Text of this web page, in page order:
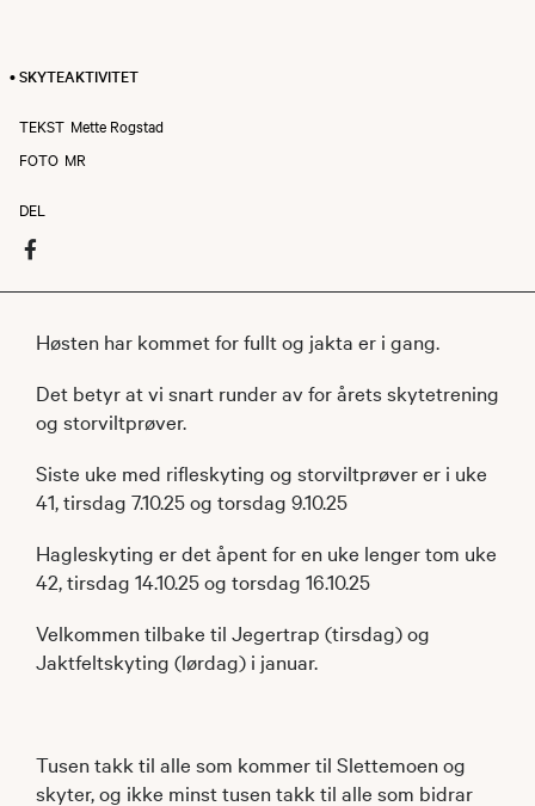
• SKYTEAKTIVITET
TEKST Mette Rogstad
FOTO MR
DEL
Høsten har kommet for fullt og jakta er i gang.
Det betyr at vi snart runder av for årets skytetrening
og storviltprøver.
Siste uke med rifleskyting og storviltprøver er i uke
41, tirsdag 7.10.25 og torsdag 9.10.25
Hagleskyting er det åpent for en uke lenger tom uke
42, tirsdag 14.10.25 og torsdag 16.10.25
Velkommen tilbake til Jegertrap (tirsdag) og
Jaktfeltskyting (lørdag) i januar.
Tusen takk til alle som kommer til Slettemoen og
skyter, og ikke minst tusen takk til alle som bidrar